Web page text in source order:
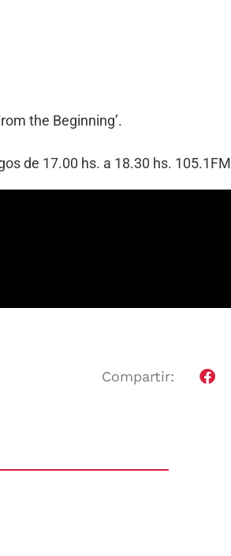
the Beginning’.
de 17.00 hs. a 18.30 hs. 105.1FM
Compartir: